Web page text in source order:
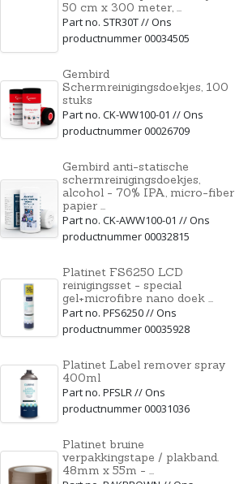
50 cm x 300 meter, ...
Part no. STR30T // Ons
productnummer 00034505
Gembird
Schermreinigingsdoekjes, 100
stuks
Part no. CK-WW100-01 // Ons
productnummer 00026709
Gembird anti-statische
schermreinigingsdoekjes,
alcohol - 70% IPA, micro-fiber
papier ...
Part no. CK-AWW100-01 // Ons
productnummer 00032815
Platinet FS6250 LCD
reinigingsset - special
gel+microfibre nano doek ...
Part no. PFS6250 // Ons
productnummer 00035928
Platinet Label remover spray
400ml
Part no. PFSLR // Ons
productnummer 00031036
Platinet bruine
verpakkingstape / plakband.
48mm x 55m - ...